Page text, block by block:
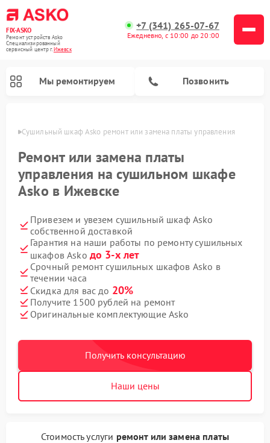
FIX-ASKO
Ремонт устройств Asko
Специализированный
cервисный центр г.Ижевск
+7 (341) 265-07-67
Ежедневно, с 10:00 до 20:00
Мы ремонтируем Позвонить
Сушильный шкаф Asko ремонт или замена платы управления
Ремонт или замена платы
управления на сушильном шкафе
Asko в Ижевске
Привезем и увезем сушильный шкаф Asko
собственной доставкой
Гарантия на наши работы по ремонту сушильных
шкафов Asko до 3-х лет
Срочный ремонт сушильных шкафов Asko в
течении часа
Скидка для вас до 20%
Получите 1500 рублей на ремонт
Оригинальные комплектующие Asko
Получить консультацию
Наши цены
Стоимость услуги ремонт или замена платы